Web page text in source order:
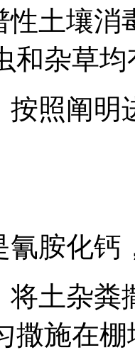
性土壤消
和杂草均
按照阐明
氰胺化钙
将土杂粪
撒施在